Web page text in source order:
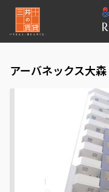
アーバネックス大森